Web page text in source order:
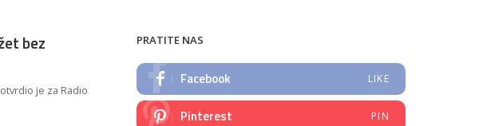
bez
je za Radio
PRATITE NAS
Facebook LIKE
Pinterest PIN